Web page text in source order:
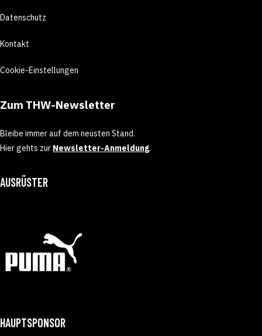
Datenschutz
Kontakt
Cookie-Einstellungen
Zum THW-Newsletter
Bleibe immer auf dem neusten Stand.
Hier gehts zur Newsletter-Anmeldung.
AUSRÜSTER
HAUPTSPONSOR